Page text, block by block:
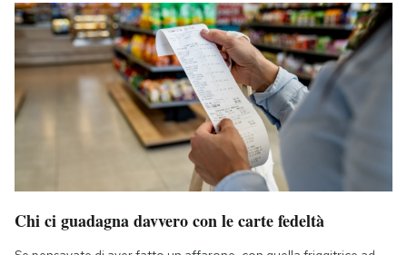
Chi ci guadagna davvero con le carte fedeltà